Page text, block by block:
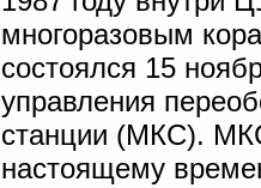
многоразовым
состоялся 15
управления
станции (МКС).
настоящему